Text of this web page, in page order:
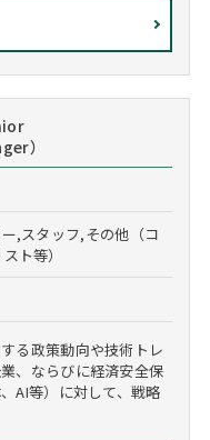
）
,スタッフ,その他（コ
ト等）
る政策動向や技術トレ
、ならびに経済安全保
AI等）に対して、戦略